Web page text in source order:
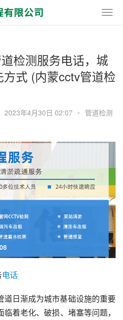
检测服务电话，城
式 (内蒙cctv管道检
2023年4月30日 02:07 • 管道检测
电话
道日渐成为城市基础设施的重要
着老化、破损、堵塞等问题，